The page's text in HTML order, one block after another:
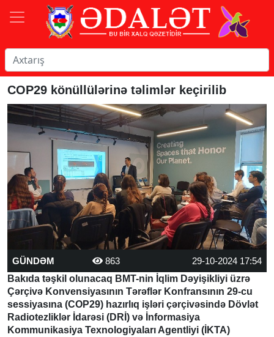
COP29 könüllülərinə təlimlər keçirilib
GÜNDƏM 863
29-10-2024 17:54
Bakıda təşkil olunacaq BMT-nin İqlim Dəyişikliyi üzrə
Çərçivə Konvensiyasının Tərəflər Konfransının 29-cu
sessiyasına (COP29) hazırlıq işləri çərçivəsində Dövlət
Radiotezliklər İdarəsi (DRİ) və İnformasiya
Kommunikasiya Texnologiyaları Agentliyi (İKTA)